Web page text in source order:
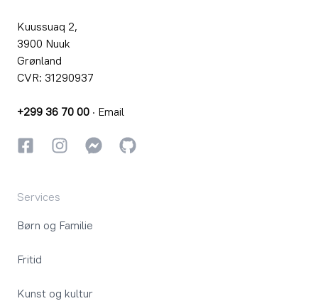
Kuussuaq 2,
3900 Nuuk
Grønland
CVR: 31290937
+299 36 70 00 · Email
FacebookInstagramInstagram
GitHub
Services
Børn og Familie
Fritid
Kunst og kultur